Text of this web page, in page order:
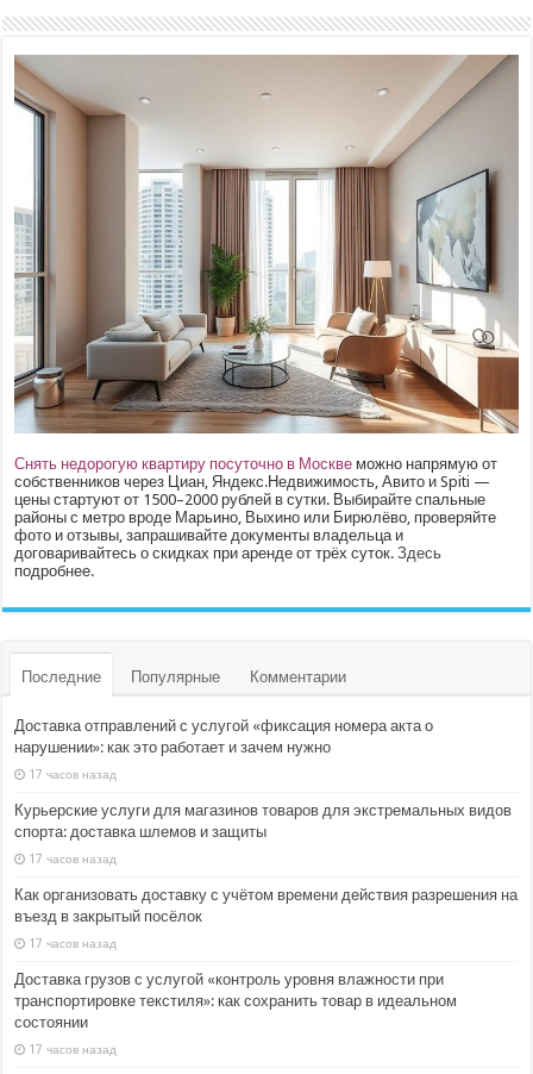
Снять недорогую квартиру посуточно в Москве можно напрямую от
собственников через Циан, Яндекс.Недвижимость, Авито и Spiti —
цены стартуют от 1500–2000 рублей в сутки. Выбирайте спальные
районы с метро вроде Марьино, Выхино или Бирюлёво, проверяйте
фото и отзывы, запрашивайте документы владельца и
договаривайтесь о скидках при аренде от трёх суток.Здесь
подробнее.
Последние Популярные Комментарии
Доставка отправлений с услугой «фиксация номера акта о
нарушении»: как это работает и зачем нужно
17 часов назад
Курьерские услуги для магазинов товаров для экстремальных видов
спорта: доставка шлемов и защиты
17 часов назад
Как организовать доставку с учётом времени действия разрешения на
въезд в закрытый посёлок
17 часов назад
Доставка грузов с услугой «контроль уровня влажности при
транспортировке текстиля»: как сохранить товар в идеальном
состоянии
17 часов назад